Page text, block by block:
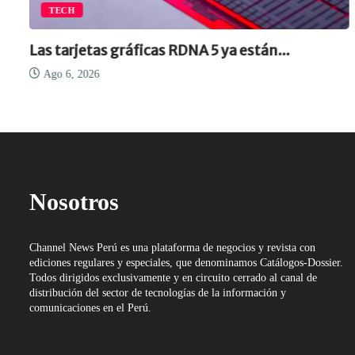
TECH
Las tarjetas gráficas RDNA 5 ya están...
Ago 6, 2026
Nosotros
Channel News Perú es una plataforma de negocios y revista con
ediciones regulares y especiales, que denominamos Catálogos-Dossier.
Todos dirigidos exclusivamente y en circuito cerrado al canal de
distribución del sector de tecnologías de la información y
comunicaciones en el Perú.